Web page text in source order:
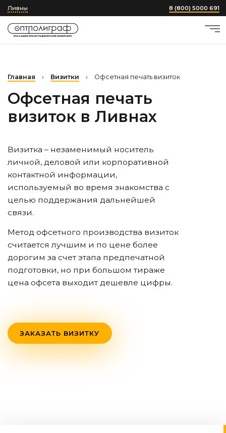
Ливны 8 (800) 5000 691
Главная › Визитки › Офсетная печать визиток
Офсетная печать
визиток в Ливнах
Визитка – незаменимый носитель
личной, деловой или корпоративной
контактной информации,
используемый во время знакомства с
целью поддержания дальнейшей
связи.
Метод офсетного производства визиток
считается лучшим и по цене более
дорогим за счет этапа предпечатной
подготовки, но при большом тираже
цена офсета выходит дешевле цифры.
ЗАКАЗАТЬ ВИЗИТКУ